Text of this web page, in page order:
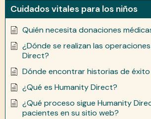
Cuidados vitales para los niños
Quién necesita donaciones
¿Dónde se realizan las
Direct?
Dónde encontrar historias de
¿Qué es Humanity Direct?
¿Qué proceso sigue Humanity
pacientes en su sitio web?